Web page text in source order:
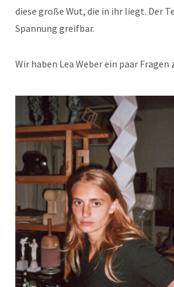
diese große Wut, die in ihr liegt. Der
Spannung greifbar.
Wir haben Lea Weber ein paar